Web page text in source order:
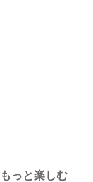
っと楽しむ